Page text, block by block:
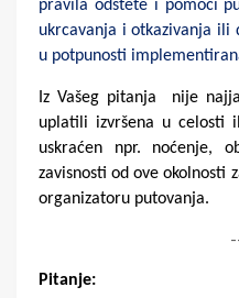
pravila odštete i pomoći
ukrcavanja i otkazivanja ili
u potpunosti
Iz Vašeg pitanja nije
uplatili izvršena u celosti
uskraćen npr. noćenje,
zavisnosti od ove okolnosti
organizatoru putovanja.
Pitanje: